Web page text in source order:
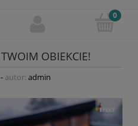
OBIEKCIE!
- autor: admin